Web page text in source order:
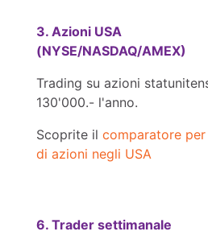
3. Azioni USA
(NYSE/NASDAQ/AMEX)
Trading su azioni
130'000.- l'anno.
Scoprite ilcomparatore
di azioni negli USA
6. Trader settimanale